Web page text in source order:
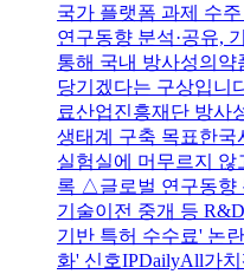
국가 플랫폼 과제 수
연구동향 분석·공유,
통해 국내 방사성의
당기겠다는 구상입니
료산업진흥재단 방사
생태계 구축 목표한
실험실에 머무르지 않
록 △글로벌 연구동
기술이전 중개 등
기반 특허 수수료' 논
화' 신호IPDailyAll가